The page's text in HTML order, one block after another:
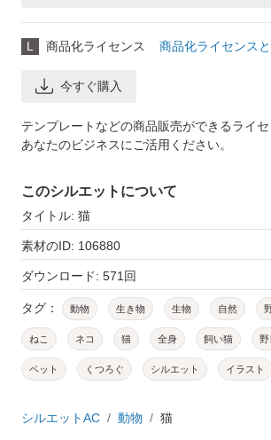
L 商品化ライセンス 商品化ライセンス
今すぐ購入
テンプレートなどの商品販売ができるライセ
あなたのビジネスにご活用ください。
このシルエットについて
タイトル: 猫
素材のID: 106880
ダウンロード: 571回
タグ： 動物 生き物 生物 自然
ねこ ネコ 猫 全身 飼い猫 野
ペット くつろぐ シルエット イラスト
シルエットAC 動物 猫